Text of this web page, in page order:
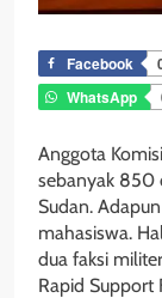
Facebook
WhatsApp
Anggota
sebanyak 850
Sudan.
mahasiswa.
dua faksi
Rapid Support